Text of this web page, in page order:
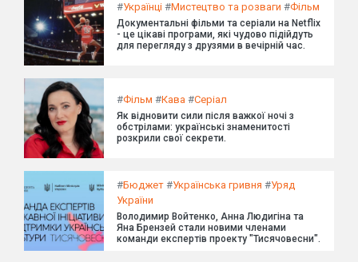
#Українці #Мистецтво та розваги #Фільм
Документальні фільми та серіали на Netflix
- це цікаві програми, які чудово підійдуть
для перегляду з друзями в вечірній час.
#Фільм #Кава #Серіал
Як відновити сили після важкої ночі з
обстрілами: українські знаменитості
розкрили свої секрети.
#Бюджет #Українська гривня #Уряд
України
Володимир Войтенко, Анна Людигіна та
Яна Брензей стали новими членами
команди експертів проекту "Тисячовесни".